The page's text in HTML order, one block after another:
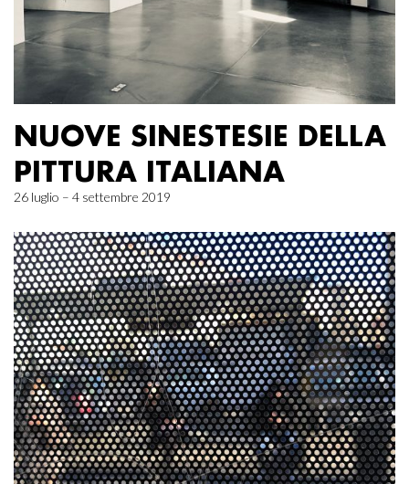
NUOVE SINESTESIE DELLA
PITTURA ITALIANA
26 luglio – 4 settembre 2019